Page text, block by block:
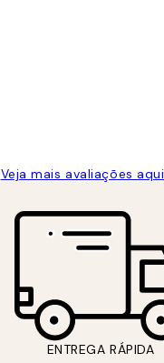
Veja mais avaliações aqui
ENTREGA RÁPIDA